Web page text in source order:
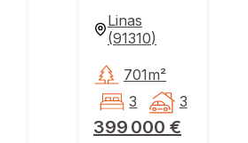
Linas
(91310)
399 000 €
701m²
3
3